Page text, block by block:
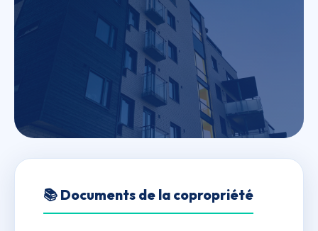
LE LAUREAT
📚 Documents de la copropriété